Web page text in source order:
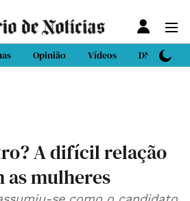
Opinião Vídeos DN Sport
A difícil relação
as mulheres